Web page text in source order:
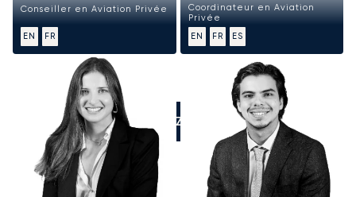
Conseiller en Aviation Privée
EN FR
Coordinateur en Aviation
Privée
EN
FR ES
APPELEZ-NOUS